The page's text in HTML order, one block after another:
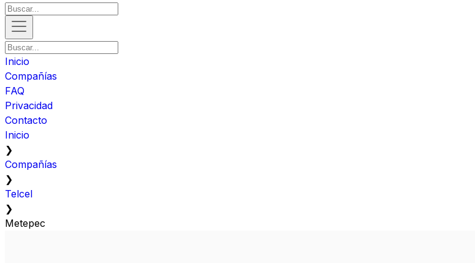
Inicio
Compañías
FAQ
Privacidad
Contacto
Inicio
❯
Compañías
❯
Telcel
❯
Metepec